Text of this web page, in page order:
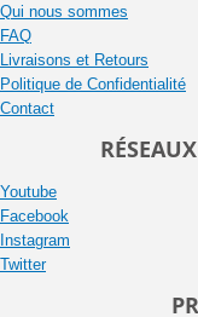
Qui nous sommes
FAQ
Livraisons et Retours
Politique de Confidentialité
Contact
Youtube
Facebook
Instagram
Twitter